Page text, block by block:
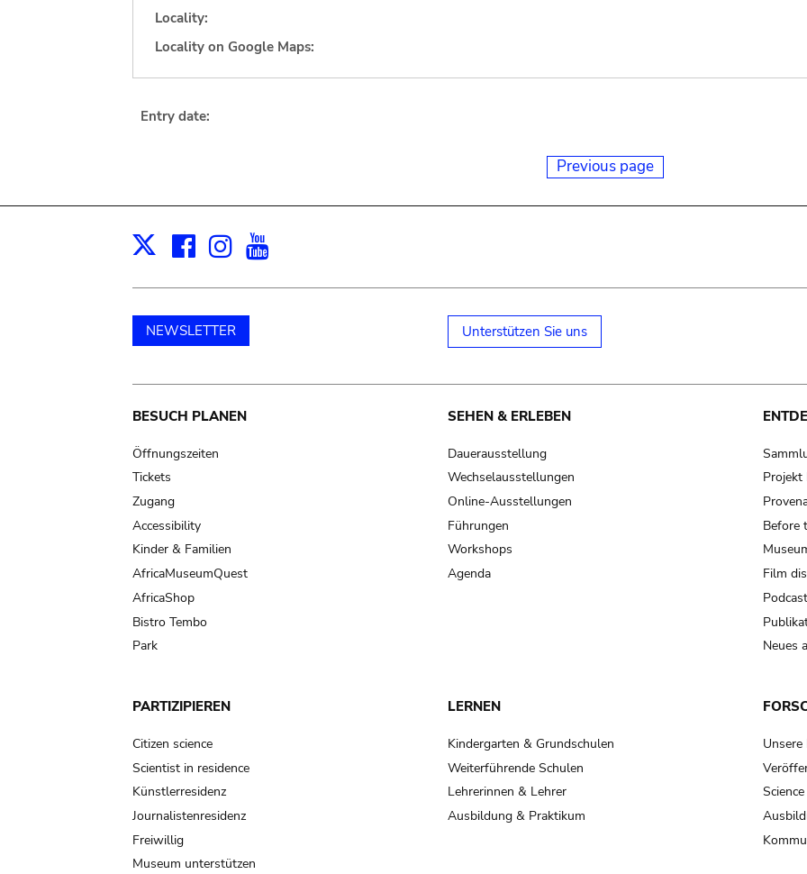
Locality:
Locality on Google Maps:
Entry date:
Previous page
X Facebook
Instagram
NEWSLETTER Unterstützen Sie uns
Main
navigation
BESUCH PLANEN
Öffnungszeiten
Tickets
Zugang
Accessibility
Kinder & Familien
AfricaMuseumQuest
AfricaShop
Bistro Tembo
Park
SEHEN & ERLEBEN
Dauerausstellung
Wechselausstellungen
Online-Ausstellungen
Führungen
Workshops
Agenda
Projekt
Before
Film
Neues
PARTIZIPIEREN
Citizen science
Scientist in residence
Künstlerresidenz
Journalistenresidenz
Freiwillig
Museum unterstützen
LERNEN
Kindergarten & Grundschulen
Weiterführende Schulen
Lehrerinnen & Lehrer
Ausbildung & Praktikum